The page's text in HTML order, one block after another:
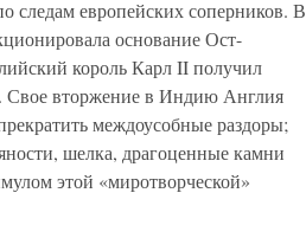
следам европейских соперников. В
основание Ост-
король Карл II получил
Свое вторжение в Индию Англия
междоусобные раздоры;
шелка, драгоценные камни
этой «миротворческой»